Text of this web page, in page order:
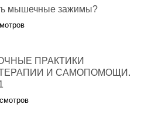
мышечные зажимы?
ПРАКТИКИ
И САМОПОМОЩИ.